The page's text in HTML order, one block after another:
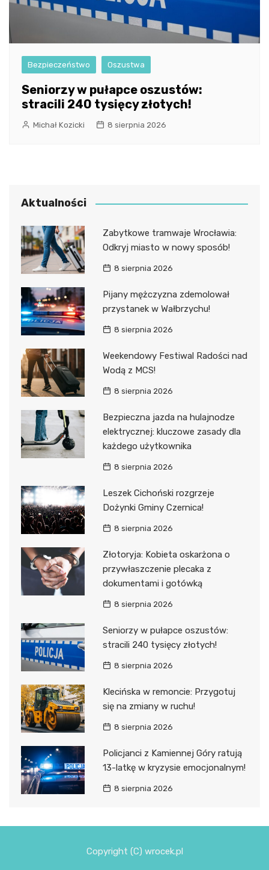
Bezpieczeństwo Oszustwa
Seniorzy w pułapce oszustów:
stracili 240 tysięcy złotych!
Michał Kozicki 8 sierpnia 2026
Aktualności
Zabytkowe tramwaje Wrocławia:
Odkryj miasto w nowy sposób!
8 sierpnia 2026
Pijany mężczyzna zdemolował
przystanek w Wałbrzychu!
8 sierpnia 2026
Weekendowy Festiwal Radości nad
Wodą z MCS!
8 sierpnia 2026
Bezpieczna jazda na hulajnodze
elektrycznej: kluczowe zasady dla
każdego użytkownika
8 sierpnia 2026
Leszek Cichoński rozgrzeje
Dożynki Gminy Czernica!
8 sierpnia 2026
Złotoryja: Kobieta oskarżona o
przywłaszczenie plecaka z
dokumentami i gotówką
8 sierpnia 2026
Seniorzy w pułapce oszustów:
stracili 240 tysięcy złotych!
8 sierpnia 2026
Klecińska w remoncie: Przygotuj
się na zmiany w ruchu!
8 sierpnia 2026
Policjanci z Kamiennej Góry ratują
13-latkę w kryzysie emocjonalnym!
8 sierpnia 2026
Copyright (C) wrocek.pl